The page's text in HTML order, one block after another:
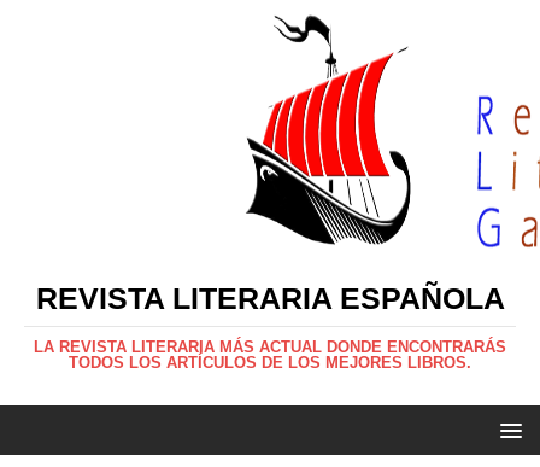
REVISTA LITERARIA ESPAÑOLA
LA REVISTA LITERARIA MÁS ACTUAL DONDE ENCONTRARÁS
TODOS LOS ARTÍCULOS DE LOS MEJORES LIBROS.